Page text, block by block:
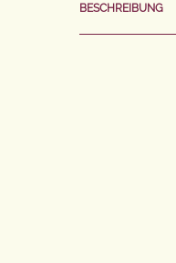
BESCHREIBUNG